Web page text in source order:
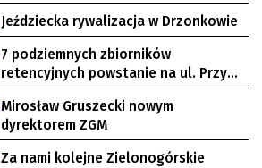
Jeździecka rywalizacja w Drzonkowie
7 podziemnych zbiorników
retencyjnych powstanie na ul. Przy
Gazowni
Mirosław Gruszecki nowym
dyrektorem ZGM
Za nami kolejne Zielonogórskie